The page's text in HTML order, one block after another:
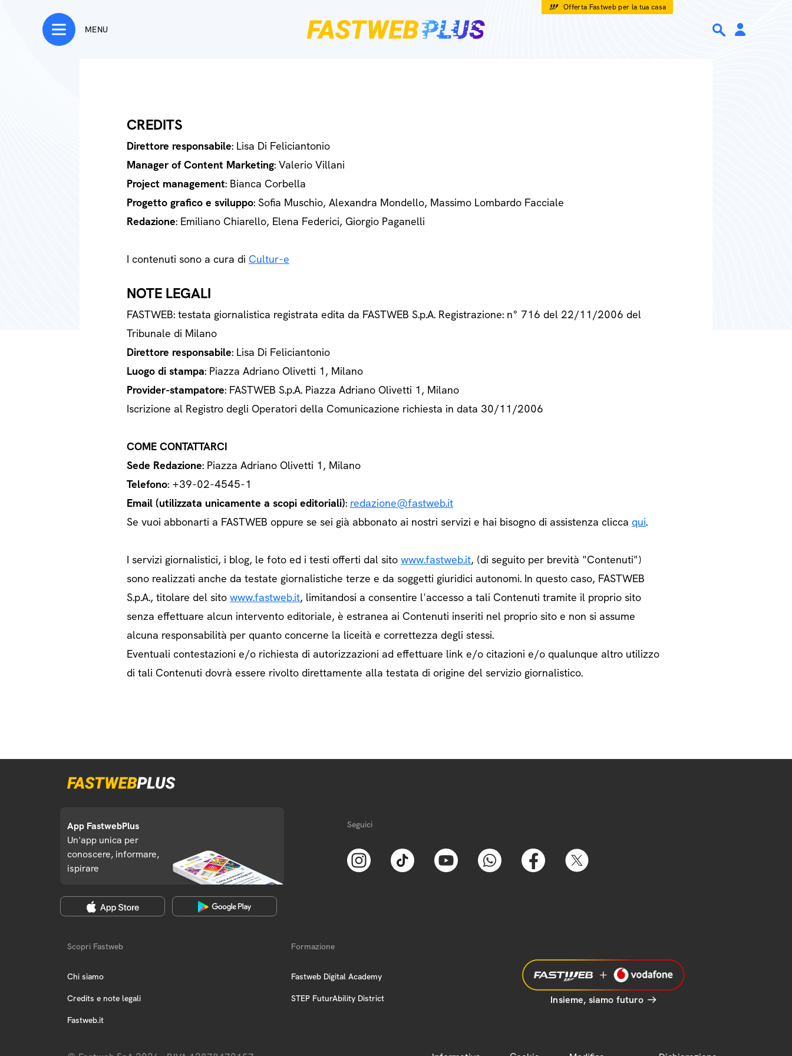
Offerta Fastweb per la tua casa
MENU
CREDITS
Direttore responsabile: Lisa Di Feliciantonio
Manager of Content Marketing: Valerio Villani
Project management: Bianca Corbella
Progetto grafico e sviluppo: Sofia Muschio, Alexandra Mondello, Massimo Lombardo Facciale
Redazione: Emiliano Chiarello, Elena Federici, Giorgio Paganelli
I contenuti sono a cura di Cultur-e
NOTE LEGALI
FASTWEB: testata giornalistica registrata edita da FASTWEB S.p.A. Registrazione: n° 716 del 22/11/2006 del
Tribunale di Milano
Direttore responsabile: Lisa Di Feliciantonio
Luogo di stampa: Piazza Adriano Olivetti 1, Milano
Provider-stampatore: FASTWEB S.p.A. Piazza Adriano Olivetti 1, Milano
Iscrizione al Registro degli Operatori della Comunicazione richiesta in data 30/11/2006
COME CONTATTARCI
Sede Redazione: Piazza Adriano Olivetti 1, Milano
Telefono: +39-02-4545-1
Email (utilizzata unicamente a scopi editoriali): redazione@fastweb.it
Se vuoi abbonarti a FASTWEB oppure se sei già abbonato ai nostri servizi e hai bisogno di assistenza clicca qui.
I servizi giornalistici, i blog, le foto ed i testi offerti dal sito www.fastweb.it, (di seguito per brevità "Contenuti")
sono realizzati anche da testate giornalistiche terze e da soggetti giuridici autonomi. In questo caso, FASTWEB
S.p.A., titolare del sito www.fastweb.it, limitandosi a consentire l'accesso a tali Contenuti tramite il proprio sito
senza effettuare alcun intervento editoriale, è estranea ai Contenuti inseriti nel proprio sito e non si assume
alcuna responsabilità per quanto concerne la liceità e correttezza degli stessi.
Eventuali contestazioni e/o richiesta di autorizzazioni ad effettuare link e/o citazioni e/o qualunque altro utilizzo
di tali Contenuti dovrà essere rivolto direttamente alla testata di origine del servizio giornalistico.
App FastwebPlus
Un'app unica per
conoscere, informare,
ispirare
Seguici
Scopri Fastweb
Chi siamo
Credits e note legali
Fastweb.it
Formazione
Fastweb Digital Academy
STEP FuturAbility District Insieme, siamo futuro